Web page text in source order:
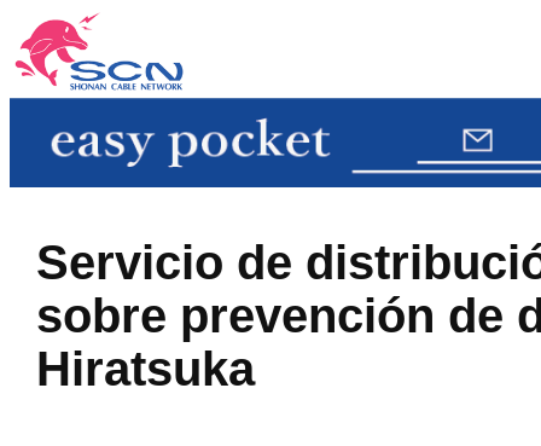
Servicio de
sobre prevención de
Hiratsuka